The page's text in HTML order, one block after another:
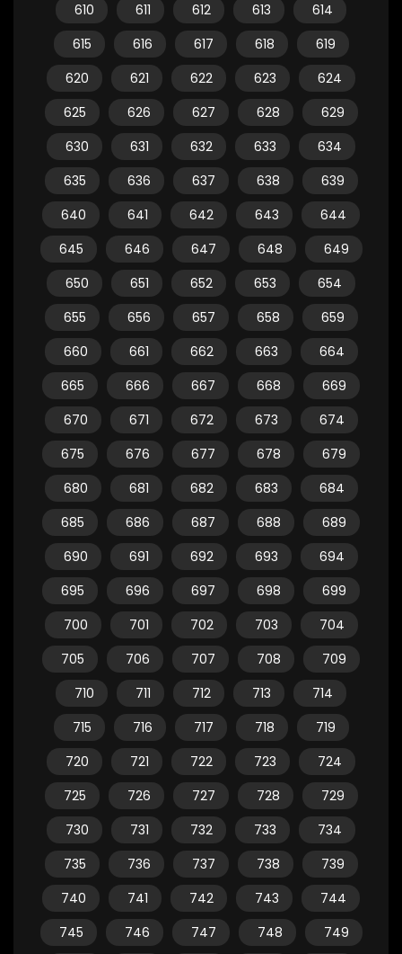
610
611 612 613
614
615
616 617 618
619
620
621 622 623
624
625
626 627 628
629
630
631 632 633
634
635
636 637 638
639
640
641 642 643
644
645
646 647 648
649
650
651 652 653
654
655
656 657 658
659
660
661 662 663
664
665
666 667 668
669
670
671 672 673
674
675
676 677 678
679
680
681 682 683
684
685
686 687 688
689
690
691 692 693
694
695
696 697 698
699
700
701 702 703
704
705
706 707 708
709
710
711 712 713
714
715
716 717 718
719
720
721 722 723
724
725
726 727 728
729
730
731 732 733
734
735
736 737 738
739
740
741 742 743
744
745
746 747 748
749